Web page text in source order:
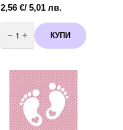
2,56 €/ 5,01 лв.
количество
за
Фолиев
балон
червена
КУПИ